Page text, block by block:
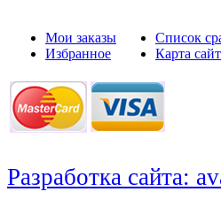
Мои заказы
Избранное
Список
Карта
Разработка сайта: